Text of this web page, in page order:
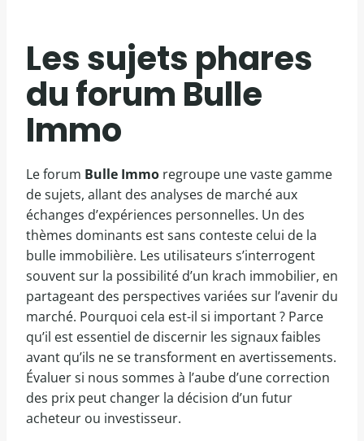
Les sujets phares
du forum Bulle
Immo
Le forum Bulle Immo regroupe une vaste gamme
de sujets, allant des analyses de marché aux
échanges d’expériences personnelles. Un des
thèmes dominants est sans conteste celui de la
bulle immobilière. Les utilisateurs s’interrogent
souvent sur la possibilité d’un krach immobilier, en
partageant des perspectives variées sur l’avenir du
marché. Pourquoi cela est-il si important ? Parce
qu’il est essentiel de discernir les signaux faibles
avant qu’ils ne se transforment en avertissements.
Évaluer si nous sommes à l’aube d’une correction
des prix peut changer la décision d’un futur
acheteur ou investisseur.